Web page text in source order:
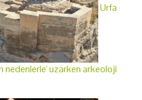
Urfa
uzarken arkeoloji